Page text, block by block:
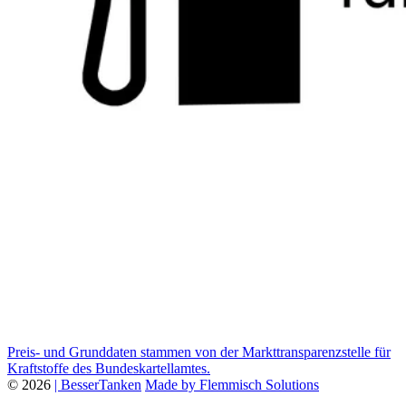
Preis- und Grunddaten stammen von der Markttransparenzstelle für
Kraftstoffe des Bundeskartellamtes.
© 2026 | BesserTanken Made by Flemmisch Solutions